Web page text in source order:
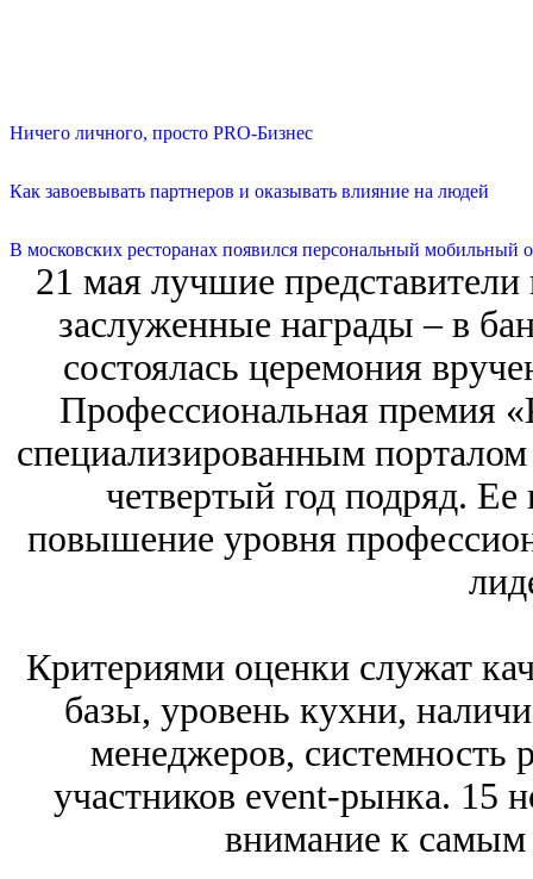
Ничего личного, просто PRO-Бизнес
Как завоевывать партнеров и оказывать влияние на людей
В московских ресторанах появился персональный мобильный
21 мая лучшие
заслуженные награды ‒ в
состоялась церемония
Профессиональная премия
специализированным
четвертый год подряд.
повышение уровня
Критериями оценки служат
базы, уровень кухни,
менеджеров, системность
участников event-рынка. 15
внимание к